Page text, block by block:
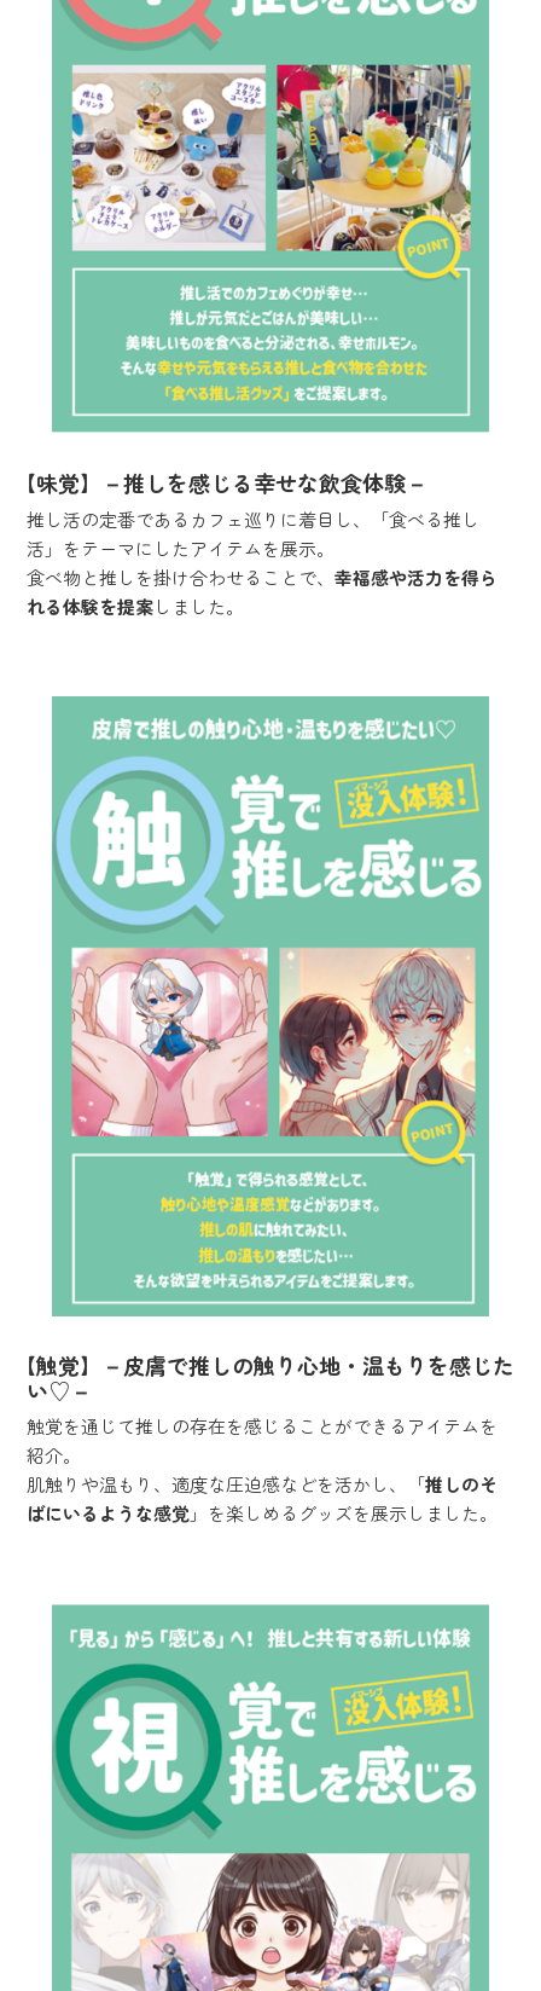
【味覚】－推しを感じる幸せな飲食体験－
推し活の定番であるカフェ巡りに着目し、「食べる推し
活」をテーマにしたアイテムを展示。
食べ物と推しを掛け合わせることで、幸福感や活力を得ら
れる体験を提案しました。
【触覚】－皮膚で推しの触り心地・温もりを感じた
い♡－
触覚を通じて推しの存在を感じることができるアイテムを
紹介。
肌触りや温もり、適度な圧迫感などを活かし、「推しのそ
ばにいるような感覚」を楽しめるグッズを展示しました。